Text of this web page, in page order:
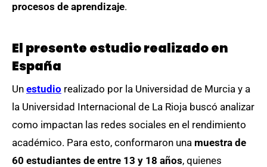
procesos de aprendizaje.
El presente estudio realizado en
España
Un estudio realizado por la Universidad de Murcia y a
la Universidad Internacional de La Rioja buscó analizar
como impactan las redes sociales en el rendimiento
académico. Para esto, conformaron una muestra de
60 estudiantes de entre 13 y 18 años, quienes